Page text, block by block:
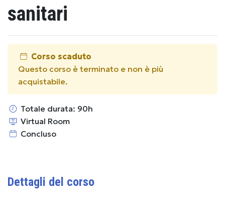
sanitari
Corso scaduto
Questo corso è terminato e non è più
acquistabile.
Totale durata: 90h
Virtual Room
Concluso
Dettagli del corso